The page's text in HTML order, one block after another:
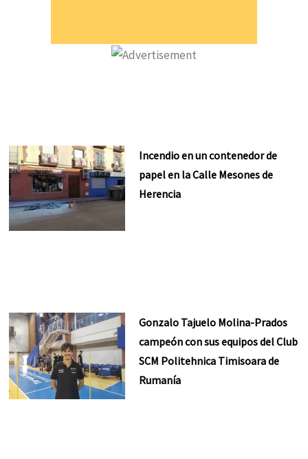
Incendio en un contenedor de
papel en la Calle Mesones de
Herencia
Gonzalo Tajuelo Molina-Prados
campeón con sus equipos del Club
SCM Politehnica Timisoara de
Rumanía